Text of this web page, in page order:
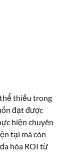
thiếu trong
đạt được
hiện chuyên
tại mà còn
hóa ROI từ